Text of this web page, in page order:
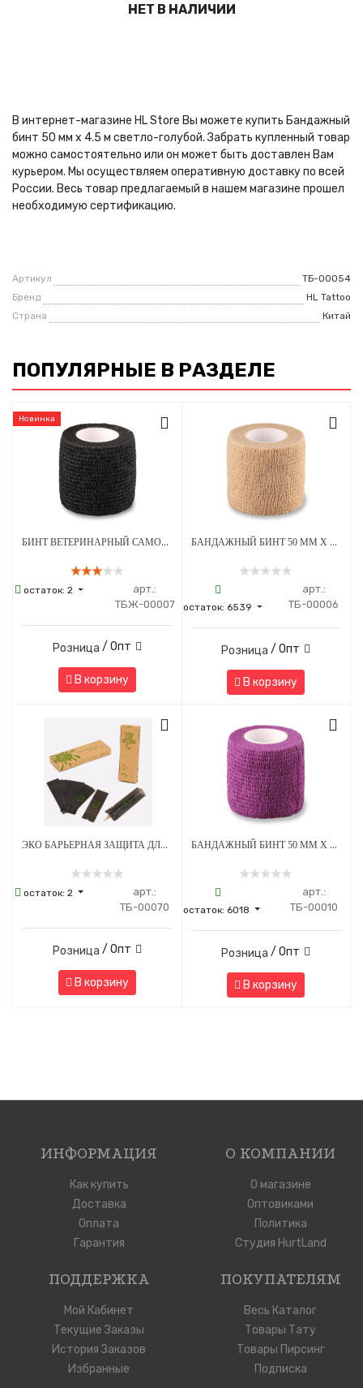
НЕТ В НАЛИЧИИ
В интернет-магазине HL Store Вы можете купить Бандажный
бинт 50 мм х 4.5 м светло-голубой. Забрать купленный товар
можно самостоятельно или он может быть доставлен Вам
курьером. Мы осуществляем оперативную доставку по всей
России. Весь товар предлагаемый в нашем магазине прошел
необходимую сертификацию.
Артикул
ТБ-00054
Бренд
HL Tattoo
Страна
Китай
ПОПУЛЯРНЫЕ В РАЗДЕЛЕ
Новинка
БИНТ ВЕТЕРИНАРНЫЙ САМОФИКСИРУЮЩИЙСЯ ДЛЯ ЖИВОТНЫХ 50 ММ Х 4.5 М ЧЕРНЫЙ
остаток:2
арт.:
ТБЖ-00007
Розница / Опт
В корзину
БАНДАЖНЫЙ БИНТ 50 ММ Х 4.5 М БЕЖЕВЫЙ 1 ШТУКА
остаток: 6539
арт.:
ТБ-00006
Розница / Опт
В корзину
ЭКО БАРЬЕРНАЯ ЗАЩИТА ДЛЯ ПЕНОВ 53 Х 160 ММ - ЧЕРНАЯ
остаток:2
арт.:
ТБ-00070
Розница / Опт
В корзину
БАНДАЖНЫЙ БИНТ 50 ММ Х 4.5 М ФИОЛЕТОВЫЙ 1 ШТУКА
остаток: 6018
арт.:
ТБ-00010
Розница / Опт
В корзину
ИНФОРМАЦИЯ
Как купить
Доставка
Оплата
Гарантия
О КОМПАНИИ
О магазине
Оптовиками
Политика
Студия HurtLand
ПОДДЕРЖКА
Мой Кабинет
Текущие Заказы
История Заказов
Избранные
ПОКУПАТЕЛЯМ
Весь Каталог
Товары Тату
Товары Пирсинг
Подписка